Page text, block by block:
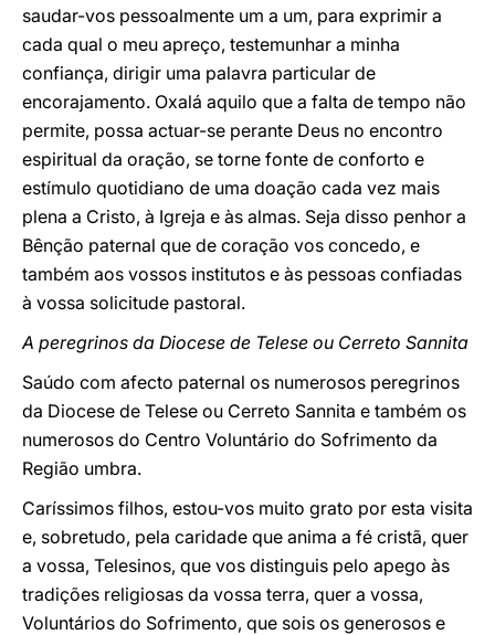
saudar-vos pessoalmente um a um, para exprimir a
cada qual o meu apreço, testemunhar a minha
confiança, dirigir uma palavra particular de
encorajamento. Oxalá aquilo que a falta de tempo não
permite, possa actuar-se perante Deus no encontro
espiritual da oração, se torne fonte de conforto e
estímulo quotidiano de uma doação cada vez mais
plena a Cristo, à Igreja e às almas. Seja disso penhor a
Bênção paternal que de coração vos concedo, e
também aos vossos institutos e às pessoas confiadas
à vossa solicitude pastoral.
A peregrinos da Diocese de Telese ou Cerreto Sannita
Saúdo com afecto paternal os numerosos peregrinos
da Diocese de Telese ou Cerreto Sannita e também os
numerosos do Centro Voluntário do Sofrimento da
Região umbra.
Caríssimos filhos, estou-vos muito grato por esta visita
e, sobretudo, pela caridade que anima a fé cristã, quer
a vossa, Telesinos, que vos distinguis pelo apego às
tradições religiosas da vossa terra, quer a vossa,
Voluntários do Sofrimento, que sois os generosos e